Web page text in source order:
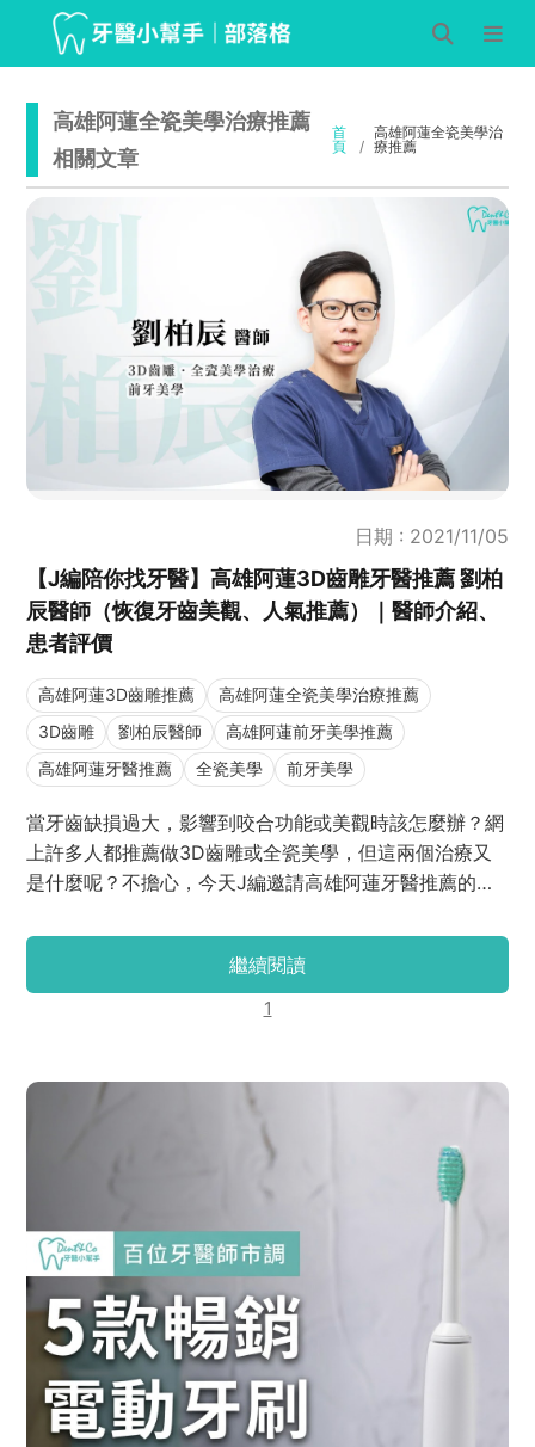
高雄阿蓮全瓷美學治療推薦
相關文章
首
頁
高雄阿蓮全瓷美學治
療推薦
日期 : 2021/11/05
【J編陪你找牙醫】高雄阿蓮3D齒雕牙醫推薦 劉柏
辰醫師（恢復牙齒美觀、人氣推薦）｜醫師介紹、
患者評價
高雄阿蓮3D齒雕推薦
高雄阿蓮全瓷美學治療推薦
3D齒雕
劉柏辰醫師
高雄阿蓮前牙美學推薦
高雄阿蓮牙醫推薦
全瓷美學 前牙美學
當牙齒缺損過大，影響到咬合功能或美觀時該怎麼辦？網
上許多人都推薦做3D齒雕或全瓷美學，但這兩個治療又
是什麼呢？不擔心，今天J編邀請高雄阿蓮牙醫推薦的劉
缺點和實際案例吧！
繼續閱讀
1